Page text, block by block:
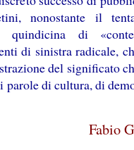
nonostante il
di
di sinistra radicale,
del significato
di cultura, di
Fabio